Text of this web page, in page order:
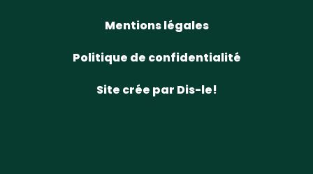
Mentions légales
Politique de confidentialité
Site crée par Dis-le!